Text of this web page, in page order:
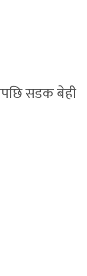
सडक बेही